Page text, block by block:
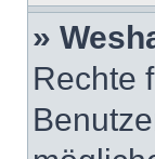
»
Rechte